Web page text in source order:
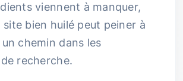
viennent à manquer,
site bien huilé peut peiner à
chemin dans les
recherche.